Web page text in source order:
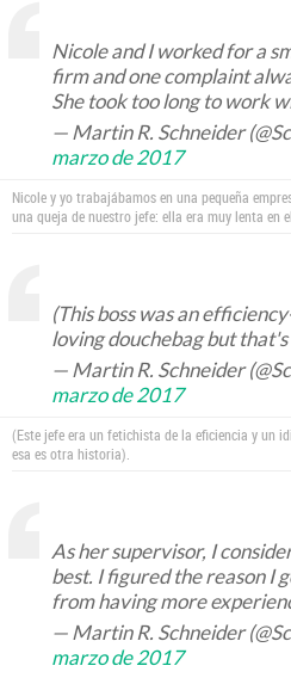
Nicole and I worked for a
firm and one complaint
She took too long to work
— Martin R. Schneider
marzo de 2017
Nicole y yo trabajábamos en una pequeña
una queja de nuestro jefe: ella era muy lenta en
(This boss was an
loving douchebag but
— Martin R. Schneider
marzo de 2017
(Este jefe era un fetichista de la eficiencia y un
esa es otra historia).
As her supervisor, I
best. I figured the reason I
from having more
— Martin R. Schneider
marzo de 2017